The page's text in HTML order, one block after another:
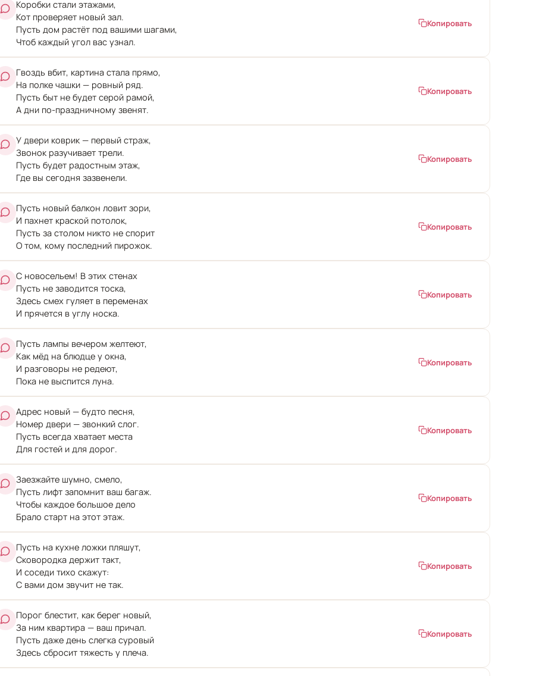
Коробки стали этажами,
Кот проверяет новый зал.
Пусть дом растёт под вашими шагами,
Чтоб каждый угол вас узнал.
Копировать
Гвоздь вбит, картина стала прямо,
На полке чашки — ровный ряд.
Пусть быт не будет серой рамой,
А дни по-праздничному звенят.
Копировать
У двери коврик — первый страж,
Звонок разучивает трели.
Пусть будет радостным этаж,
Где вы сегодня зазвенели.
Копировать
Пусть новый балкон ловит зори,
И пахнет краской потолок,
Пусть за столом никто не спорит
О том, кому последний пирожок.
Копировать
С новосельем! В этих стенах
Пусть не заводится тоска,
Здесь смех гуляет в переменах
И прячется в углу носка.
Копировать
Пусть лампы вечером желтеют,
Как мёд на блюдце у окна,
И разговоры не редеют,
Пока не выспится луна.
Копировать
Адрес новый — будто песня,
Номер двери — звонкий слог.
Пусть всегда хватает места
Для гостей и для дорог.
Копировать
Заезжайте шумно, смело,
Пусть лифт запомнит ваш багаж.
Чтобы каждое большое дело
Брало старт на этот этаж.
Копировать
Пусть на кухне ложки пляшут,
Сковородка держит такт,
И соседи тихо скажут:
С вами дом звучит не так.
Копировать
Порог блестит, как берег новый,
За ним квартира — ваш причал.
Пусть даже день слегка суровый
Здесь сбросит тяжесть у плеча.
Копировать